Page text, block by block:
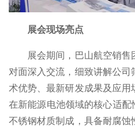
展会现场亮点
展会期间，巴山航空销售
对面深入交流，细致讲解公
术优势、最新研发成果及应用
在新能源电池领域的核心适
不锈钢材质制成，具备耐腐蚀